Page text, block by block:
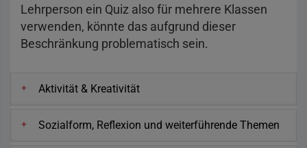
Lehrperson ein Quiz also für mehrere Klassen
verwenden, könnte das aufgrund dieser
Beschränkung problematisch sein.
Aktivität & Kreativität
Sozialform, Reflexion und weiterführende Themen